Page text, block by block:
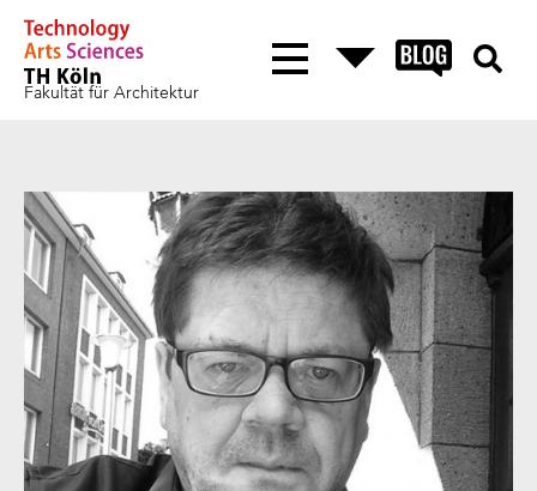
Fakultät für Architektur